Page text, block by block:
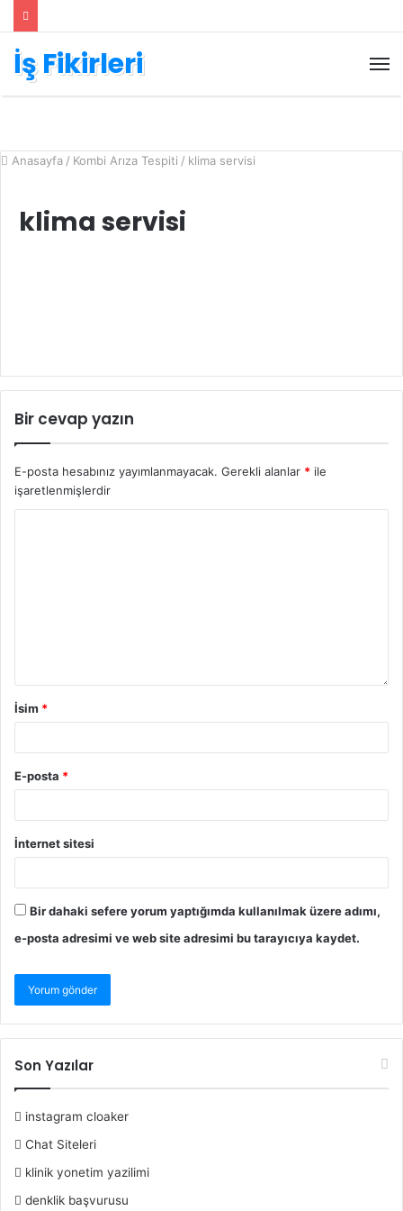
İş Fikirleri
Anasayfa / Kombi Arıza Tespiti / klima servisi
klima servisi
Bir cevap yazın
E-posta hesabınız yayımlanmayacak. Gerekli alanlar * ile
işaretlenmişlerdir
İsim *
E-posta *
İnternet sitesi
Bir dahaki sefere yorum yaptığımda kullanılmak üzere adımı,
e-posta adresimi ve web site adresimi bu tarayıcıya kaydet.
Son Yazılar
instagram cloaker
Chat Siteleri
klinik yonetim yazilimi
denklik başvurusu